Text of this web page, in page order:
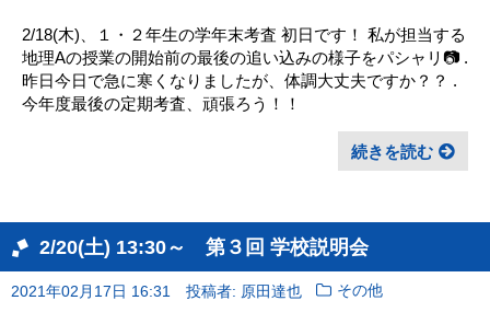
2/18(木)、１・２年生の学年末考査 初日です！ 私が担当する
地理Aの授業の開始前の最後の追い込みの様子をパシャリ📷 .
昨日今日で急に寒くなりましたが、体調大丈夫ですか？？ .
今年度最後の定期考査、頑張ろう！！
続きを読む
2/20(土) 13:30～ 第３回 学校説明会
2021年02月17日 16:31 投稿者: 原田達也 その他